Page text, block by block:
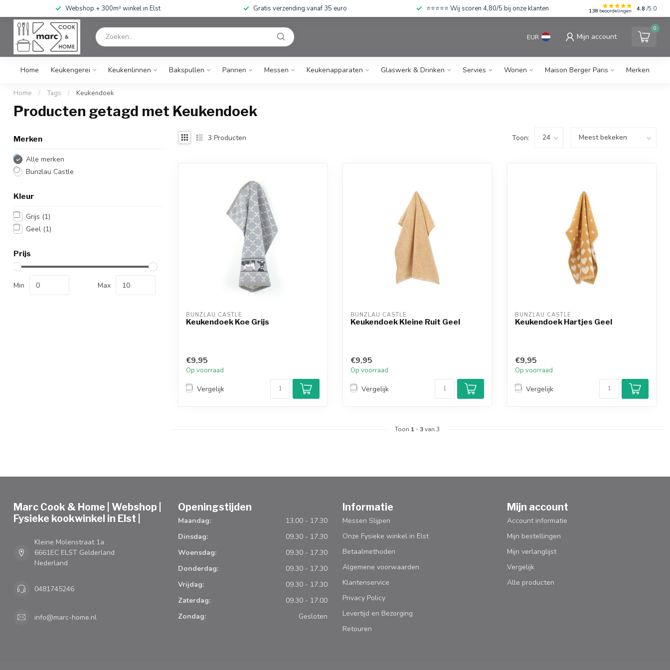
Webshop + 300m² winkel in Elst Gratis verzending vanaf 35 euro ⭐⭐⭐⭐⭐ Wij scoren 4,80/5 bij onze klanten 138 beoordelingen 4.8 /5.0
EUR Mijn account
0
Home Keukengerei Keukenlinnen Bakspullen Pannen Messen Keukenapparaten Glaswerk & Drinken Servies Wonen Maison Berger Paris Merken
Home / Tags / Keukendoek
Producten getagd met Keukendoek
Merken
Alle merken
Bunzlau Castle
Kleur
Grijs (1)
Geel (1)
Prijs
Min Max
3 Producten Toon:
BUNZLAU CASTLE
Keukendoek Koe Grijs
€9,95
Op voorraad
Vergelijk
BUNZLAU CASTLE
Keukendoek Kleine Ruit Geel
€9,95
Op voorraad
Vergelijk
BUNZLAU CASTLE
Keukendoek Hartjes Geel
€9,95
Op voorraad
Vergelijk
Toon 1 -3van 3
Marc Cook & Home | Webshop |
Fysieke kookwinkel in Elst |
Kleine Molenstraat 1a
6661EC ELST Gelderland
Nederland
0481745246
info@marc-home.nl
Openingstijden
Maandag:
13.00 - 17.30
Dinsdag:
09.30 - 17.30
Woensdag:
09.30 - 17.30
Donderdag:
09.30 - 17.30
Vrijdag:
09.30 - 17.30
Zaterdag:
09.30 - 17.00
Zondag:
Gesloten
Informatie
Messen Slijpen
Onze Fysieke winkel in Elst
Betaalmethoden
Algemene voorwaarden
Klantenservice
Privacy Policy
Levertijd en Bezorging
Retouren
Mijn account
Account informatie
Mijn bestellingen
Mijn verlanglijst
Vergelijk
Alle producten